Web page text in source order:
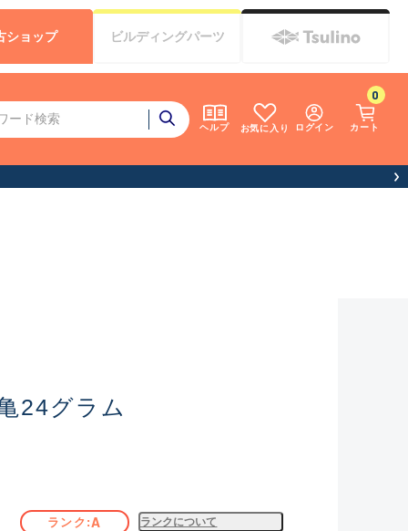
ヘルプ お気に入り ログイン カート
0
ショップ ビルディングパーツ
24グラム
ランク A ランクについて